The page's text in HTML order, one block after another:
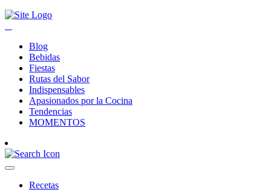
Blog
Bebidas
Fiestas
Rutas del Sabor
Indispensables
Apasionados por la Cocina
Tendencias
MOMENTOS
Recetas